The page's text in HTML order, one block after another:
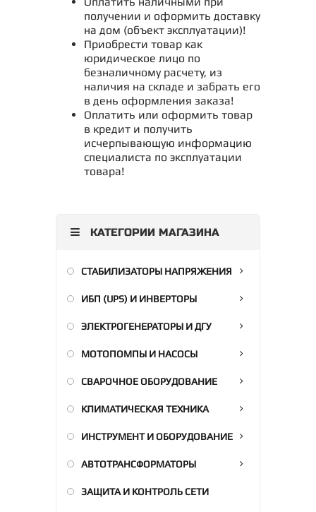
получении и оформить доставку
на дом (объект эксплуатации)!
Приобрести товар как
юридическое лицо по
безналичному расчету, из
наличия на складе и забрать его
в день оформления заказа!
Оплатить или оформить товар
в кредит и получить
исчерпывающую информацию
специалиста по эксплуатации
товара!
КАТЕГОРИИ МАГАЗИНА
СТАБИЛИЗАТОРЫ НАПРЯЖЕНИЯ
ИБП (UPS) И ИНВЕРТОРЫ
ЭЛЕКТРОГЕНЕРАТОРЫ И ДГУ
МОТОПОМПЫ И НАСОСЫ
СВАРОЧНОЕ ОБОРУДОВАНИЕ
КЛИМАТИЧЕСКАЯ ТЕХНИКА
ИНСТРУМЕНТ И ОБОРУДОВАНИЕ
АВТОТРАНСФОРМАТОРЫ
ЗАЩИТА И КОНТРОЛЬ СЕТИ